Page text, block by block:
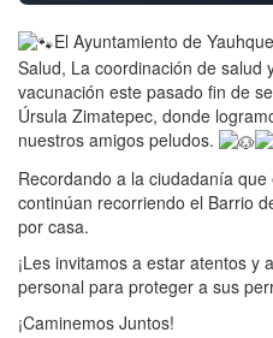
El Ayuntamiento de
Salud, La coordinación de salud
vacunación este pasado fin de
Úrsula Zimatepec, donde
nuestros amigos peludos.
Recordando a la ciudadanía
continúan recorriendo el Barrio
por casa.
¡Les invitamos a estar atentos y
personal para proteger a sus
¡Caminemos Juntos!